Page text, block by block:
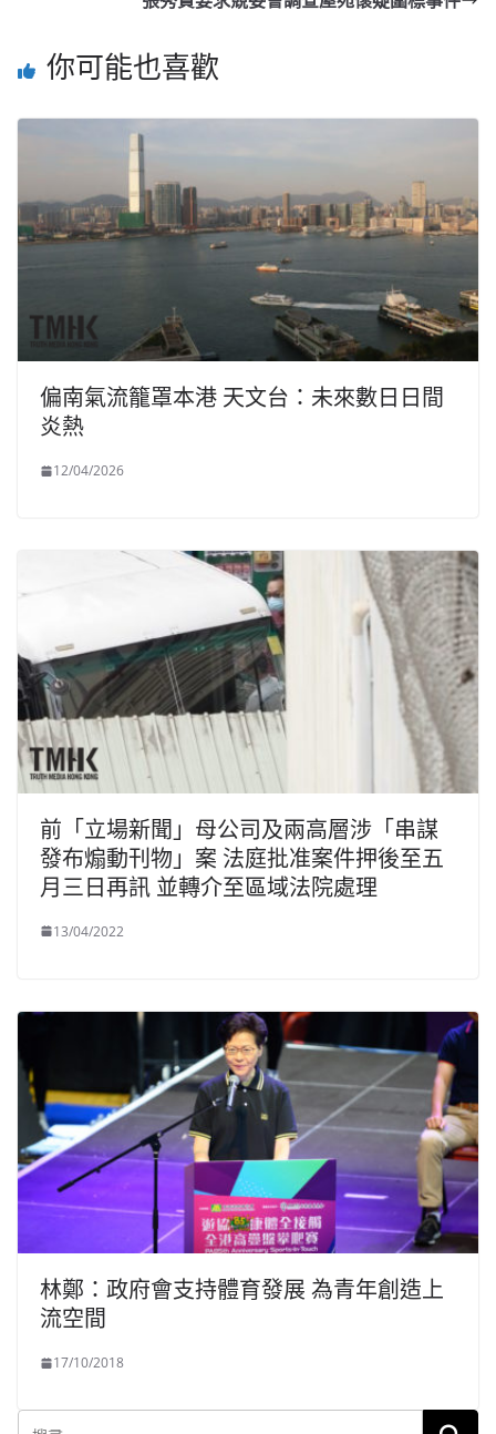
你可能也喜歡
偏南氣流籠罩本港 天文台：未來數日日間
炎熱
12/04/2026
前「立場新聞」母公司及兩高層涉「串謀
發布煽動刊物」案 法庭批准案件押後至五
月三日再訊 並轉介至區域法院處理
13/04/2022
林鄭：政府會支持體育發展 為青年創造上
流空間
17/10/2018